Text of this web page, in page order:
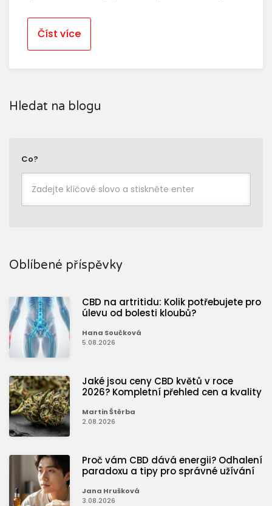
Číst více
Hledat na blogu
Co?
Oblíbené příspěvky
CBD na artritidu: Kolik potřebujete pro
úlevu od bolesti kloubů?
Hana Součková
5.08.2026
Jaké jsou ceny CBD květů v roce
2026? Kompletní přehled cen a kvality
Martin Štěrba
2.08.2026
Proč vám CBD dává energii? Odhalení
paradoxu a tipy pro správné užívání
Jana Hrušková
3.08.2026